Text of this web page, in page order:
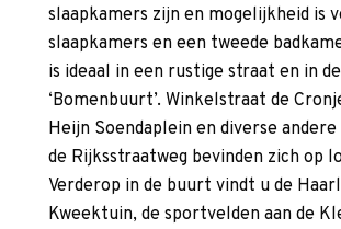
slaapkamers zijn en mogelijkheid is
slaapkamers en een tweede
is ideaal in een rustige straat en in
‘Bomenbuurt’. Winkelstraat de
Heijn Soendaplein en diverse
de Rijksstraatweg bevinden zich op
Verderop in de buurt vindt u de
Kweektuin, de sportvelden aan de